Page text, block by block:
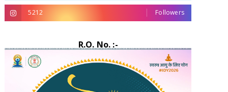
5212 Followers
R.O. No. :-